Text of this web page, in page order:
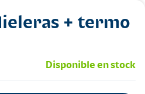
+ termo
Disponible en stock